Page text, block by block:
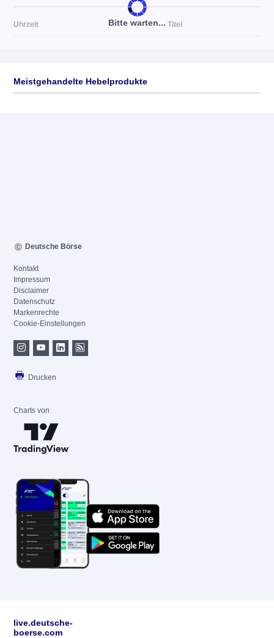
Bitte warten...
Uhrzeit Titel
Meistgehandelte Hebelprodukte
Deutsche Börse
Kontakt
Impressum
Disclaimer
Datenschutz
Markenrechte
Cookie-Einstellungen
Drucken
Charts von
live.deutsche-
boerse.com